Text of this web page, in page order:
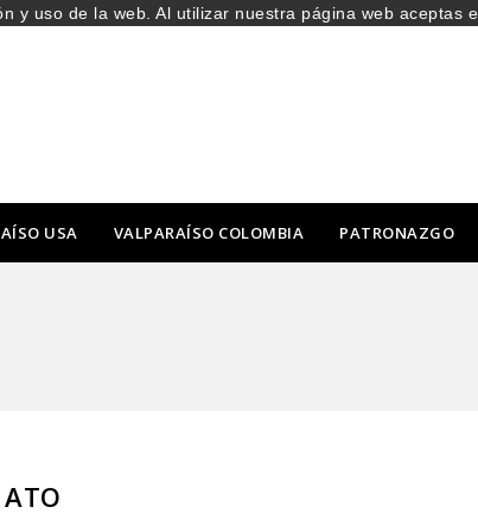
USA VALPARAÍSO COLOMBIA PATRONAZGO
y uso de la web. Al utilizar nuestra página web aceptas